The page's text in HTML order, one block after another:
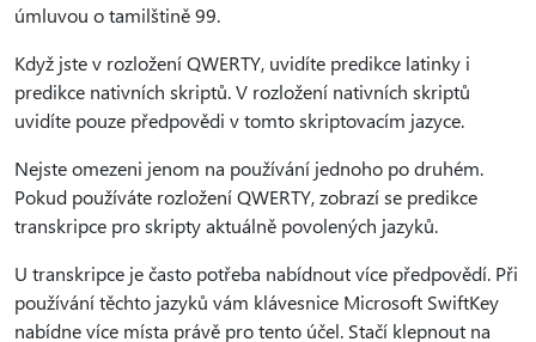
úmluvou o tamilštině 99.
Když jste v rozložení QWERTY, uvidíte predikce latinky i
predikce nativních skriptů. V rozložení nativních skriptů
uvidíte pouze předpovědi v tomto skriptovacím jazyce.
Nejste omezeni jenom na používání jednoho po druhém.
Pokud používáte rozložení QWERTY, zobrazí se predikce
transkripce pro skripty aktuálně povolených jazyků.
U transkripce je často potřeba nabídnout více předpovědí. Při
používání těchto jazyků vám klávesnice Microsoft SwiftKey
nabídne více místa právě pro tento účel. Stačí klepnout na